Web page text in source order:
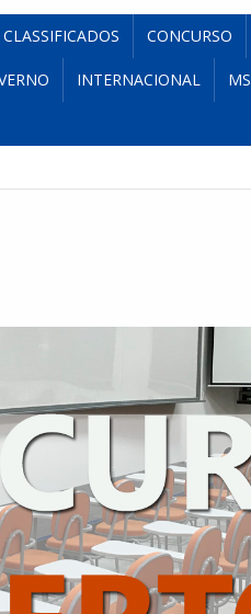
CLASSIFICADOS CONCURSO
INTERNACIONAL MS